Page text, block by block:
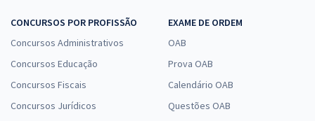
CONCURSOS POR PROFISSÃO
Concursos Administrativos
Concursos Educação
Concursos Fiscais
Concursos Jurídicos
EXAME DE ORDEM
OAB
Prova OAB
Calendário OAB
Questões OAB